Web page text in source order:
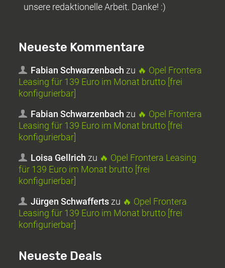
unsere redaktionelle Arbeit. Danke! :)
Neueste Kommentare
Fabian Schwarzenbach zu 🔥 Opel Frontera
Leasing für 139 Euro im Monat brutto [frei
konfigurierbar]
Fabian Schwarzenbach zu 🔥 Opel Frontera
Leasing für 139 Euro im Monat brutto [frei
konfigurierbar]
Loisa Gellrich zu 🔥 Opel Frontera Leasing
für 139 Euro im Monat brutto [frei
konfigurierbar]
Jürgen Schwafferts zu 🔥 Opel Frontera
Leasing für 139 Euro im Monat brutto [frei
konfigurierbar]
Neueste Deals